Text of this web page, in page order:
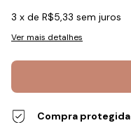
3 x de R$5,33 sem juros
Ver mais detalhes
Compra protegida